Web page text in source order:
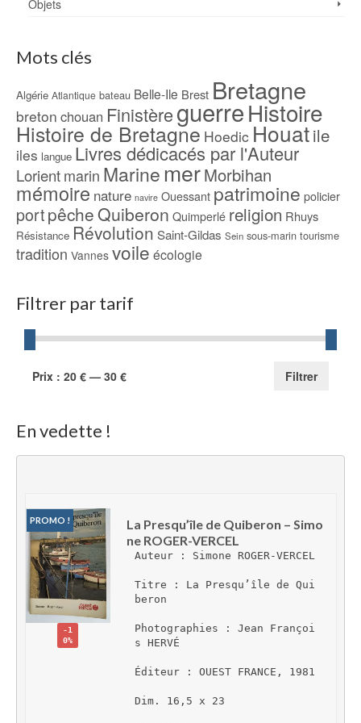
Objets
Mots clés
Algérie Atlantique bateau Belle-Ile Brest Bretagne
breton chouan FinistèreguerreHistoire
Histoire de Bretagne Hoedic Houatile
iles langue Livres dédicacés par l'Auteur
Lorientmarin Marine merMorbihan
mémoire nature navire Ouessant patrimoine policier
portpêcheQuiberon Quimperlé religion Rhuys
Résistance Révolution Saint-Gildas Sein sous-marin tourisme
tradition Vannes voile écologie
Filtrer par tarif
Prix
Prix
Filtrer
Prix : 20 € — 30 €
En vedette !
PROMO !
-1
0%
La Presqu’île de Quiberon – Simo
ne ROGER-VERCEL
Auteur : Simone ROGER-VERCEL
Titre : La Presqu’île de Qui
beron
Photographies : Jean Françoi
s HERVÉ
Éditeur : OUEST FRANCE, 1981
Dim. 16,5 x 23